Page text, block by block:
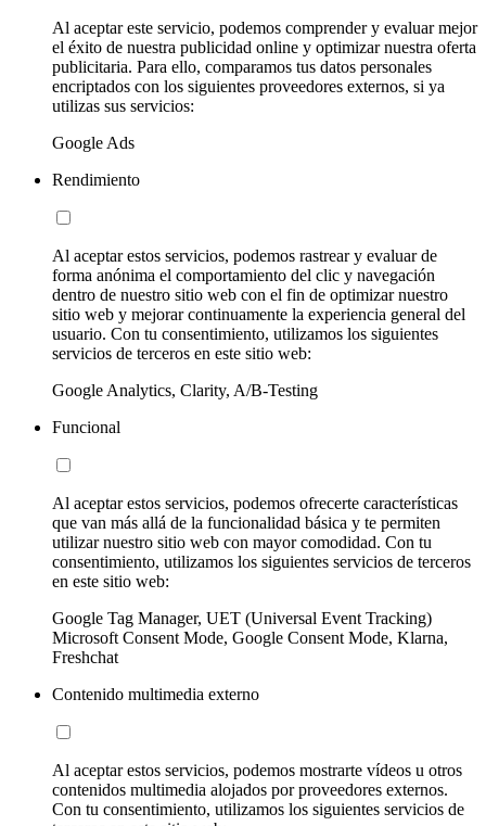
Al aceptar este servicio, podemos comprender y evaluar mejor
el éxito de nuestra publicidad online y optimizar nuestra oferta
publicitaria. Para ello, comparamos tus datos personales
encriptados con los siguientes proveedores externos, si ya
utilizas sus servicios:
Google Ads
Rendimiento
Al aceptar estos servicios, podemos rastrear y evaluar de
forma anónima el comportamiento del clic y navegación
dentro de nuestro sitio web con el fin de optimizar nuestro
sitio web y mejorar continuamente la experiencia general del
usuario. Con tu consentimiento, utilizamos los siguientes
servicios de terceros en este sitio web:
Google Analytics, Clarity, A/B-Testing
Funcional
Al aceptar estos servicios, podemos ofrecerte características
que van más allá de la funcionalidad básica y te permiten
utilizar nuestro sitio web con mayor comodidad. Con tu
consentimiento, utilizamos los siguientes servicios de terceros
en este sitio web:
Google Tag Manager, UET (Universal Event Tracking)
Microsoft Consent Mode, Google Consent Mode, Klarna,
Freshchat
Contenido multimedia externo
Al aceptar estos servicios, podemos mostrarte vídeos u otros
contenidos multimedia alojados por proveedores externos.
Con tu consentimiento, utilizamos los siguientes servicios de